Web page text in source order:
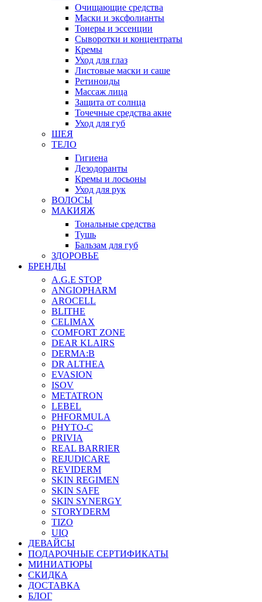
Очищающие средства
Маски и эксфолианты
Тонеры и эссенции
Сыворотки и концентраты
Кремы
Уход для глаз
Листовые маски и саше
Ретиноиды
Массаж лица
Защита от солнца
Точечные средства акне
Уход для губ
ШЕЯ
ТЕЛО
Гигиена
Дезодоранты
Кремы и лосьоны
Уход для рук
ВОЛОСЫ
МАКИЯЖ
Тональные средства
Тушь
Бальзам для губ
ЗДОРОВЬЕ
БРЕНДЫ
A.G.E STOP
ANGIOPHARM
AROCELL
BLITHE
CELIMAX
COMFORT ZONE
DEAR KLAIRS
DERMA:B
DR ALTHEA
EVASION
ISOV
METATRON
LEBEL
PHFORMULA
PHYTO-C
PRIVIA
REAL BARRIER
REJUDICARE
REVIDERM
SKIN REGIMEN
SKIN SAFE
SKIN SYNERGY
STORYDERM
TIZO
UIQ
ДЕВАЙСЫ
ПОДАРОЧНЫЕ СЕРТИФИКАТЫ
МИНИАТЮРЫ
СКИДКА
ДОСТАВКА
БЛОГ